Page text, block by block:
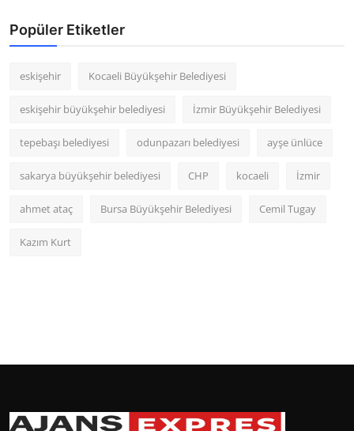
Popüler Etiketler
eskişehir Kocaeli Büyükşehir Belediyesi
eskişehir büyükşehir belediyesi İzmir Büyükşehir Belediyesi
tepebaşı belediyesi odunpazarı belediyesi ayşe ünlüce
sakarya büyükşehir belediyesi CHP kocaeli İzmir
ahmet ataç Bursa Büyükşehir Belediyesi Cemil Tugay
Kazım Kurt